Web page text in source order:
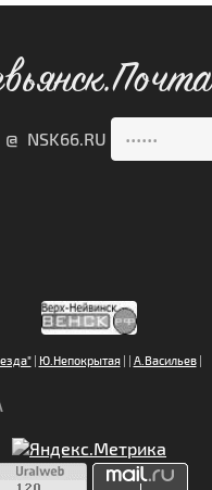
@ NSK66.RU
| Ю.Непокрытая| | А.Васильев|